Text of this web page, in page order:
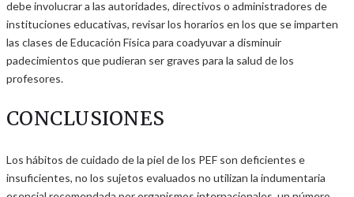
debe involucrar a las autoridades, directivos o administradores de
instituciones educativas, revisar los horarios en los que se imparten
las clases de Educación Física para coadyuvar a disminuir
padecimientos que pudieran ser graves para la salud de los
profesores.
CONCLUSIONES
Los hábitos de cuidado de la piel de los PEF son deficientes e
insuficientes, no los sujetos evaluados no utilizan la indumentaria